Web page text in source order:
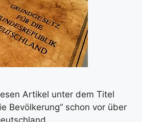
Artikel unter dem Titel
Bevölkerung“ schon vor über